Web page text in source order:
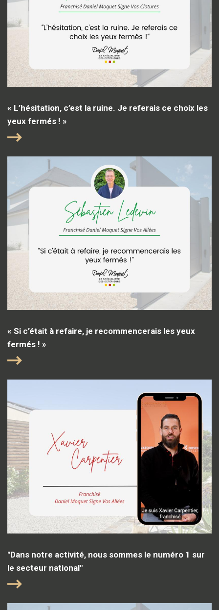
« L’hésitation, c’est la ruine. Je referais ce choix les
yeux fermés ! »
« Si c’était à refaire, je recommencerais les yeux
fermés ! »
"Dans notre activité, nous sommes le numéro 1 sur
le secteur national"